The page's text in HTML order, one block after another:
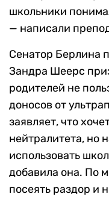
школьники
— написали
Cенатор Берлина
Зандра Шеерс
родителей не
доносов от
заявляет, что
нейтралитета, но
использовать
добавила она. По
посеять раздор и